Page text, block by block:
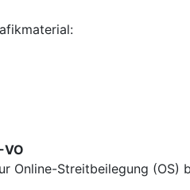
VO
Online-Streitbeilegung (OS)